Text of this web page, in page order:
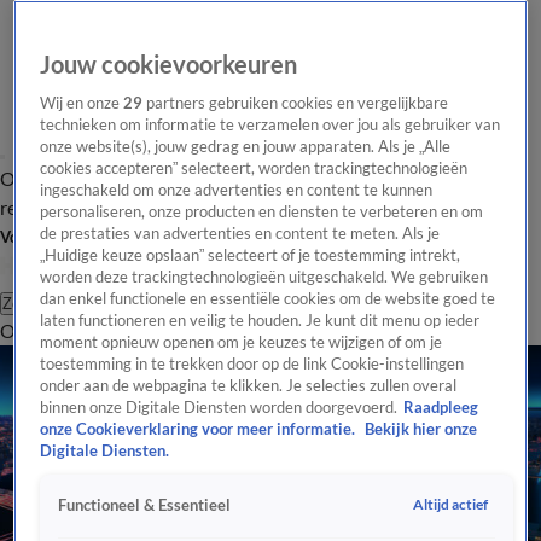
Overzicht Laatste nieuws Regionieuws Het beste van Hart
Tip de
redactie
Volg Hart van Nederland
Zoeken
OverzichtRegioUitzendingenWeerTip de redactiePanelVideo's
Jouw cookievoorkeuren
Wij en onze29 partners gebruiken cookies en vergelijkbare
technieken om informatie te verzamelen over jou als gebruiker van
onze website(s), jouw gedrag en jouw apparaten. Als je „Alle
cookies accepteren” selecteert, worden trackingtechnologieën
ingeschakeld om onze advertenties en content te kunnen
personaliseren, onze producten en diensten te verbeteren en om
de prestaties van advertenties en content te meten. Als je
„Huidige keuze opslaan” selecteert of je toestemming intrekt,
worden deze trackingtechnologieën uitgeschakeld. We gebruiken
dan enkel functionele en essentiële cookies om de website goed te
laten functioneren en veilig te houden. Je kunt dit menu op ieder
moment opnieuw openen om je keuzes te wijzigen of om je
toestemming in te trekken door op de link Cookie-instellingen
onder aan de webpagina te klikken. Je selecties zullen overal
binnen onze Digitale Diensten worden doorgevoerd. Raadpleeg
onze Cookieverklaring voor meer informatie.
Bekijk hier onze
Digitale Diensten.
Functioneel & Essentieel Altijd actief